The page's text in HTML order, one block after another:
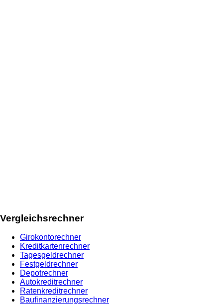
Vergleichsrechner
Girokontorechner
Kreditkartenrechner
Tagesgeldrechner
Festgeldrechner
Depotrechner
Autokreditrechner
Ratenkreditrechner
Baufinanzierungsrechner